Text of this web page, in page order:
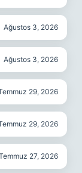
Ağustos 3, 2026
Ağustos 3, 2026
29, 2026
29, 2026
27, 2026